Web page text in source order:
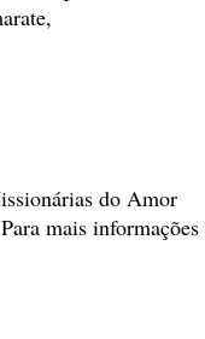
do Amor
mais informações